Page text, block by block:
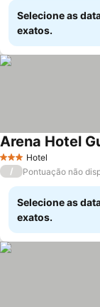
Selecione as
exatos.
3 EstrelasHotel
Arena Hotel
/ Pontuação não
Selecione as
exatos.